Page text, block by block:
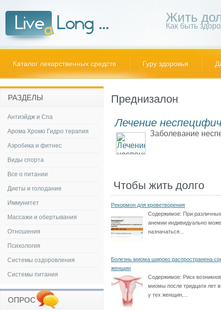
Жить
Как быть
Каталог лекарственных средств Гуру здоровья
Преднизалон
Лечение
Заболевание
Чтобы жить долго
Рекормон для кроветворения
Содержимое: При
анемии индивидуально
назначаться...
Болезнь миома широко распространена
женщин
Содержимое: Риск
миомы после тридцати лет
у тех женщин,...
РАЗДЕЛЫ
Антиэйдж и Спа
Арома Хромо Гидро терапия
Аэробика и фитнес
Виды спорта
Все о питании
Диеты и голодание
Иммунитет
Массажи и обертывания
Отношения
Психология
Системы оздоровления
Системы питания
ОПРОС